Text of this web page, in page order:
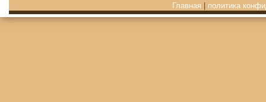
Главная | политика